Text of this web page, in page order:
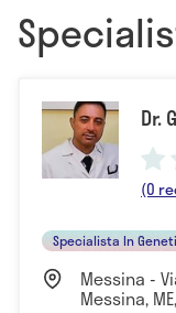
Dr.
(0
Specialista In
Messina -
Messina,